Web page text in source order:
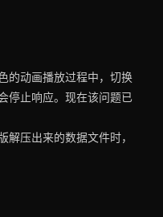
的动画播放过程中，切换
停止响应。现在该问题已
解压出来的数据文件时，